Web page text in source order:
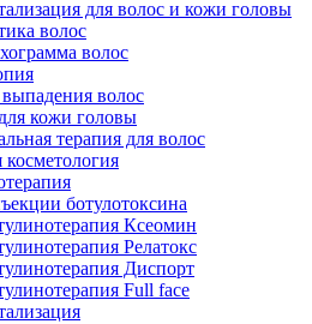
для волос и кожи головы
волос
волос
волос
кожи головы
терапия для волос
ботулотоксина
Ксеомин
Релатокс
Диспорт
Full face